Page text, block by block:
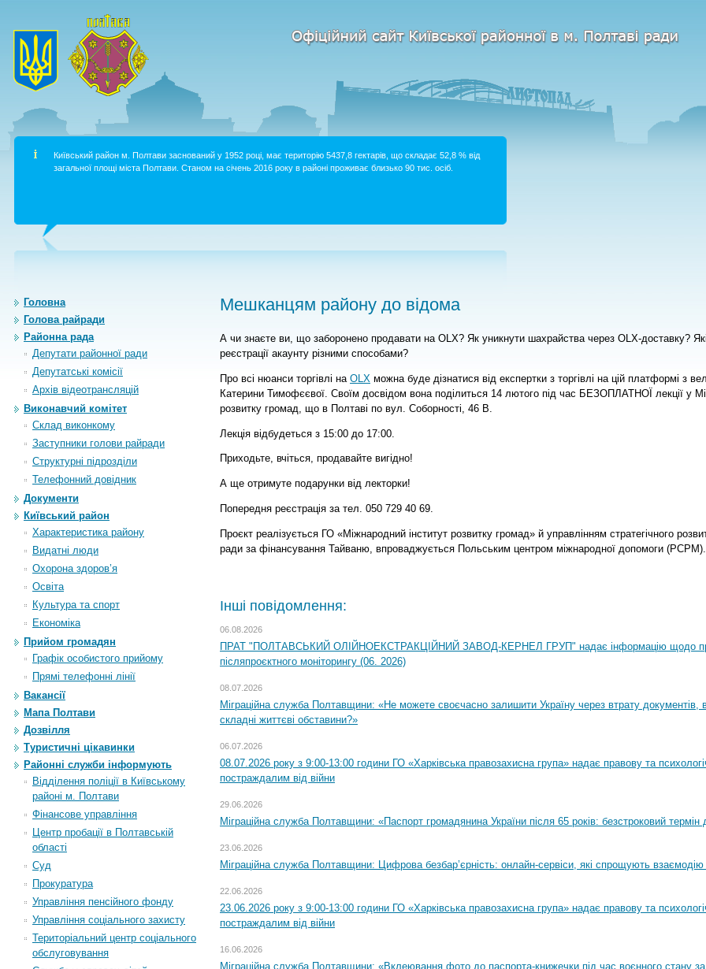
Київський район м. Полтави заснований у 1952 році, має територію 5437,8 гектарів, що складає 52,8 % від
загальної площі міста Полтави. Станом на січень 2016 року в районі проживає близько 90 тис. осіб.
Головна
Голова райради
Районна рада
Депутати районної ради
Депутатські комісії
Архiв вiдеотрансляцiй
Виконавчий комітет
Склад виконкому
Заступники голови райради
Структурні підрозділи
Телефонний довідник
Документи
Київський район
Характеристика району
Видатні люди
Охорона здоров’я
Освіта
Культура та спорт
Економіка
Прийом громадян
Графік особистого прийому
Прямі телефонні лінії
Вакансії
Мапа Полтави
Дозвілля
Туристичні цікавинки
Районні служби інформують
Відділення поліції в Київському
районі м. Полтави
Фінансове управління
Центр пробації в Полтавській
області
Суд
Прокуратура
Управління пенсійного фонду
Управління соціального захисту
Територіальний центр соціального
обслуговування
Мешканцям району до відома
А чи знаєте ви, що заборонено продавати на OLX? Як уникнути шахрайства через OLX-доставку?
реєстрації акаунту різними способами?
Про всі нюанси торгівлі на OLX можна буде дізнатися від експертки з торгівлі на цій платформі з
Катерини Тимофєєвої. Своїм досвідом вона поділиться 14 лютого під час БЕЗОПЛАТНОЇ лекції у
розвитку громад, що в Полтаві по вул. Соборності, 46 В.
Лекція відбудеться з 15:00 до 17:00.
Приходьте, вчіться, продавайте вигідно!
А ще отримуте подарунки від лекторки!
Попередня реєстрація за тел. 050 729 40 69.
Проєкт реалізується ГО «Міжнародний інститут розвитку громад» й управлінням стратегічного
ради за фінансування Тайваню, впроваджується Польським центром міжнародної допомоги (PCPM).
Інші повідомлення:
06.08.2026
ПРАТ "ПОЛТАВСЬКИЙ ОЛІЙНОЕКСТРАКЦІЙНИЙ ЗАВОД-КЕРНЕЛ ГРУП" надає інформацію щодо
післяпроєктного моніторингу (06. 2026)
08.07.2026
Міграційна служба Полтавщини: «Не можете своєчасно залишити Україну через втрату документів,
складні життєві обставини?»
06.07.2026
08.07.2026 року з 9:00-13:00 години ГО «Харківська правозахисна група» надає правову та
постраждалим від війни
29.06.2026
Міграційна служба Полтавщини: «Паспорт громадянина України після 65 років: безстроковий термін
23.06.2026
Міграційна служба Полтавщини: Цифрова безбар’єрність: онлайн-сервіси, які спрощують
22.06.2026
23.06.2026 року з 9:00-13:00 години ГО «Харківська правозахисна група» надає правову та
постраждалим від війни
16.06.2026
Міграційна служба Полтавщини: «Вклеювання фото до паспорта-книжечки під час воєнного стану